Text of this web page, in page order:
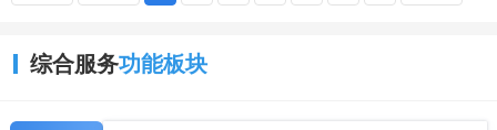
综合服务功能板块